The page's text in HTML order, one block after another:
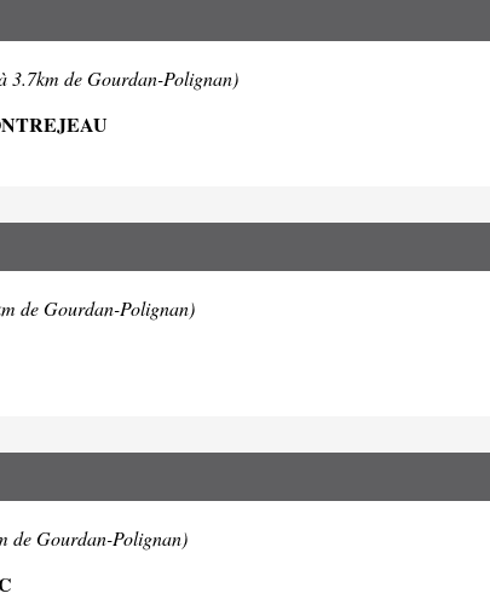
3.7km de Gourdan-Polignan)
de Gourdan-Polignan)
de Gourdan-Polignan)